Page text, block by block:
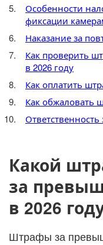
Особенности
фиксации
Наказание за
Как проверить
в 2026 году
Как оплатить
Как обжаловать
Ответственность
Какой
за
в 2026
Штрафы за